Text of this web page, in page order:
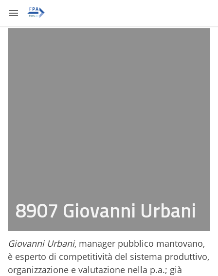
8907 Giovanni Urbani
Giovanni Urbani, manager pubblico mantovano,
è esperto di competitività del sistema produttivo,
organizzazione e valutazione nella p.a.; già